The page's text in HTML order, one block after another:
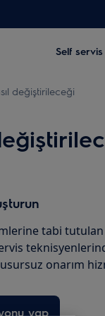
Self
değiştirileceği
tabi
onarım
yap